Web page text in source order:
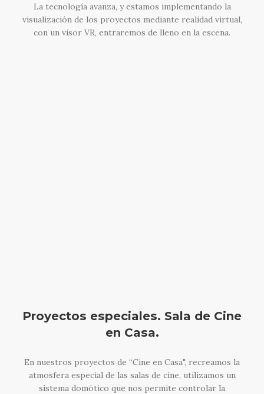
La tecnología avanza, y estamos implementando la
visualización de los proyectos mediante realidad virtual,
con un visor VR, entraremos de lleno en la escena.
Proyectos especiales. Sala de Cine
en Casa.
En nuestros proyectos de “Cine en Casa", recreamos la
atmosfera especial de las salas de cine, utilizamos un
sistema domótico que nos permite controlar la